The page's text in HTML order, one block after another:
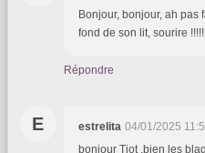
Bonjour, bonjour, ah pas
fond de son lit, sourire
Répondre
E estrelita 04/01/2025
bonjour Tiot ,bien les